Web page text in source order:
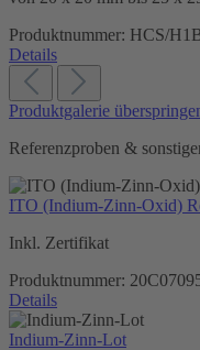
Produktnummer: HCS/
Details
Produktgalerie
Referenzproben &
ITO (Indium-Zinn-Oxid)
Inkl. Zertifikat
Produktnummer:
Details
Indium-Zinn-Lot